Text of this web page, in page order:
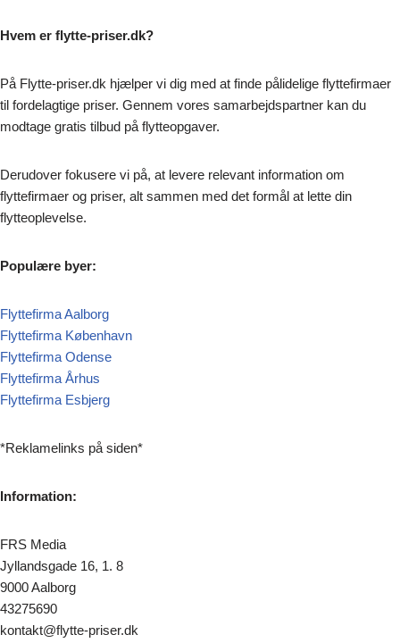
Hvem er flytte-priser.dk?
På Flytte-priser.dk hjælper vi dig med at finde pålidelige flyttefirmaer
til fordelagtige priser. Gennem vores samarbejdspartner kan du
modtage gratis tilbud på flytteopgaver.
Derudover fokusere vi på, at levere relevant information om
flyttefirmaer og priser, alt sammen med det formål at lette din
flytteoplevelse.
Populære byer:
Flyttefirma Aalborg
Flyttefirma København
Flyttefirma Odense
Flyttefirma Århus
Flyttefirma Esbjerg
*Reklamelinks på siden*
Information:
FRS Media
Jyllandsgade 16, 1. 8
9000 Aalborg
43275690
kontakt@flytte-priser.dk